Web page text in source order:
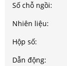
Số chỗ ngồi:
Nhiên liệu:
Hộp số:
Dẫn động: